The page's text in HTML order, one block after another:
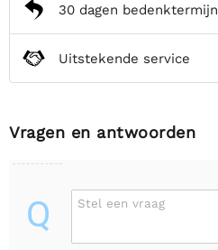
30 dagen bedenktermijn
Uitstekende service
Vragen en antwoorden
Q Stel een vraag